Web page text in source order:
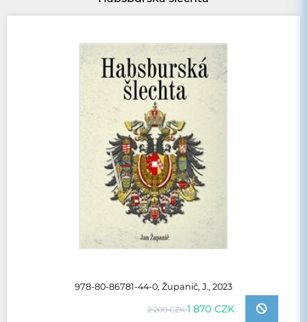
978-80-86781-44-0, Županič, J., 2023
2 200 CZK1 870 CZK